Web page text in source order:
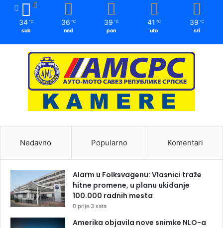
34 ℃
sub
36 ℃
ned
39 ℃
pon
41 ℃
uto
39 ℃
sri
Nedavno Popularno Komentari
Alarm u Folksvagenu: Vlasnici traže
hitne promene, u planu ukidanje
100.000 radnih mesta
prije 3 sata
Amerika objavila nove snimke NLO-a